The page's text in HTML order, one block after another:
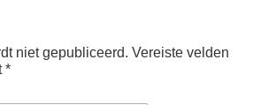
niet gepubliceerd. Vereiste velden
*